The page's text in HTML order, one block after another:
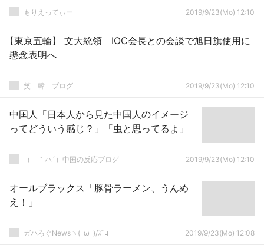
もりえってぃー 2019/9/23(Mo) 12:10
【東京五輪】 文大統領 IOC会長との会談で旭日旗使用に
懸念表明へ
笑 韓 ブログ 2019/9/23(Mo) 12:10
中国人「日本人から見た中国人のイメージ
ってどういう感じ？」「虫と思ってるよ」
（ ｀ハ´）中国の反応ブログ 2019/9/23(Mo) 12:10
オールブラックス「豚骨ラーメン、うんめ
え！」
ガハろぐNewsヽ(･ω･)/ｽﾞｺｰ 2019/9/23(Mo) 12:08